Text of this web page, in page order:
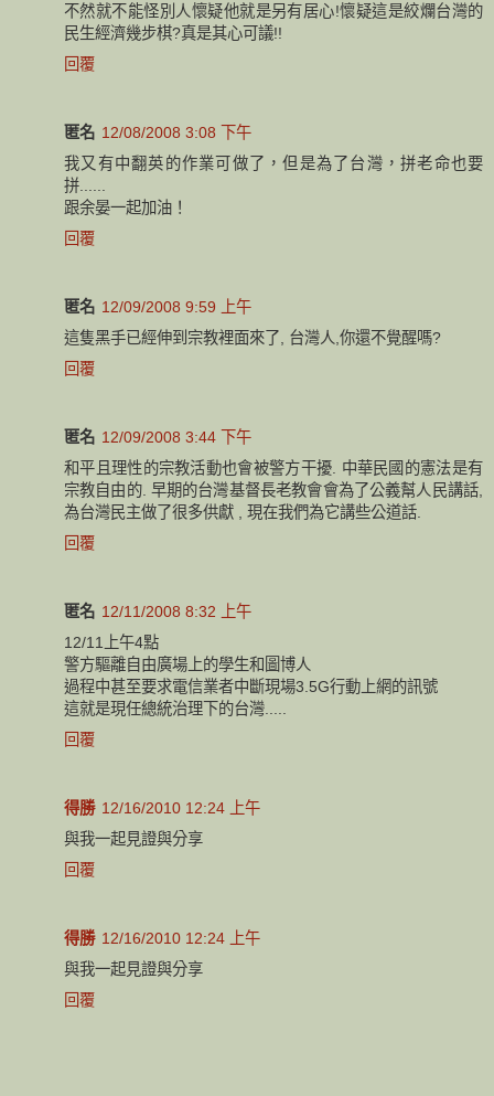
不然就不能怪別人懷疑他就是另有居心!懷疑這是絞爛台灣的
民生經濟幾步棋?真是其心可議!!
回覆
匿名 12/08/2008 3:08 下午
我又有中翻英的作業可做了，但是為了台灣，拼老命也要
拼......
跟余晏一起加油！
回覆
匿名 12/09/2008 9:59 上午
這隻黑手已經伸到宗教裡面來了, 台灣人,你還不覺醒嗎?
回覆
匿名 12/09/2008 3:44 下午
和平且理性的宗教活動也會被警方干擾. 中華民國的憲法是有
宗教自由的. 早期的台灣基督長老教會會為了公義幫人民講話,
為台灣民主做了很多供獻 , 現在我們為它講些公道話.
回覆
匿名 12/11/2008 8:32 上午
12/11上午4點
警方驅離自由廣場上的學生和圖博人
過程中甚至要求電信業者中斷現場3.5G行動上網的訊號
這就是現任總統治理下的台灣.....
回覆
得勝 12/16/2010 12:24 上午
與我一起見證與分享
回覆
得勝 12/16/2010 12:24 上午
與我一起見證與分享
回覆